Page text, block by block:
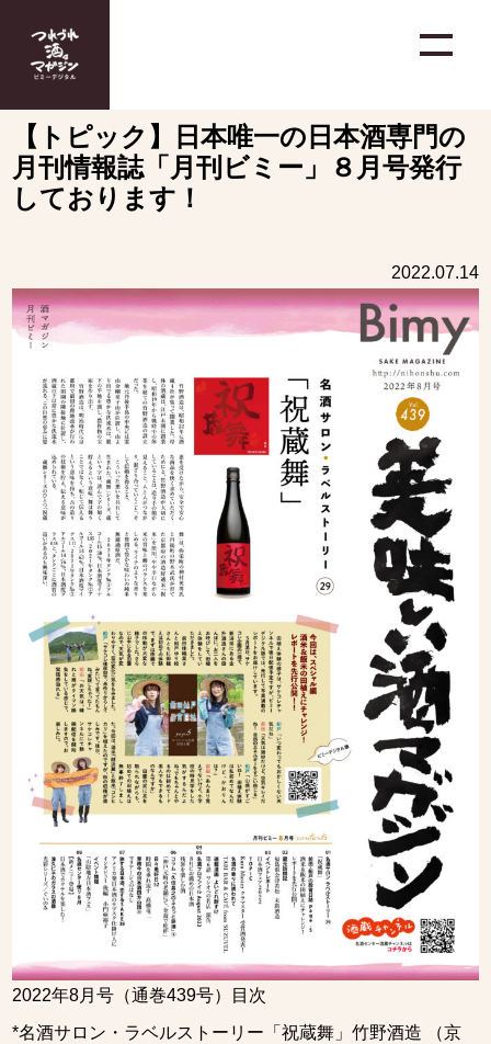
【トピック】日本唯一の日本酒専門の
月刊情報誌「月刊ビミー」８月号発行
しております！
2022.07.14
2022年8月号（通巻439号）目次
*名酒サロン・ラベルストーリー「祝蔵舞」竹野酒造 （京